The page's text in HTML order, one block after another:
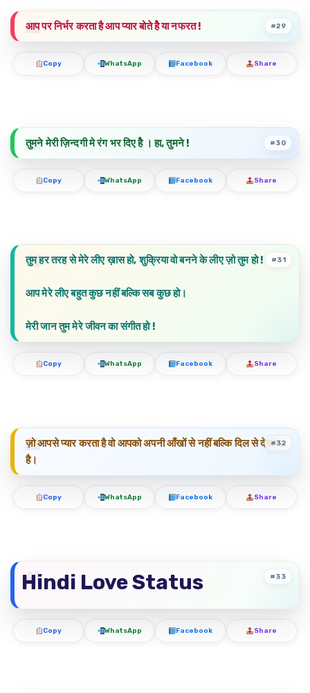
आप पर निर्भर करता है आप प्यार बोते हैे या नफरत ! #29
Copy WhatsApp Facebook Share
तुमने मेरी ज़िन्दगी मे रंग भर दिए हैे । हा, तुमने ! #30
Copy WhatsApp Facebook Share
तुम हर तरह से मेरे लीए ख़ास हो, शुक्रिया वो बनने के लीए ज़ो तुम हो !
आप मेरे लीए बहुत कुछ नहीं बल्कि सब कुछ हो।
मेरी जान तुम मेरे जीवन का संगीत हो !
#31
Copy WhatsApp Facebook Share
ज़ो आपसे प्यार करता है वो आपको अपनी आँखों से नहीं बल्कि दिल से देखता
है।
#32
Copy WhatsApp Facebook Share
Hindi Love Status #33
Copy WhatsApp Facebook Share